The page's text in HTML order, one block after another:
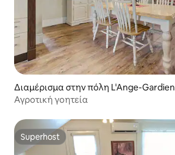
Διαμέρισμα στην πόλη L'Ange-Gardien
Αγροτική γοητεία
Superhost
Superhost